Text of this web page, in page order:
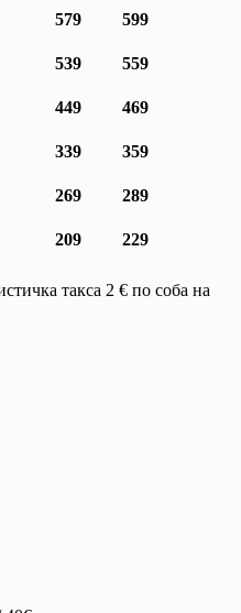
579
599
539
559
449
469
339
359
269
289
209 229
такса 2 € по соба на